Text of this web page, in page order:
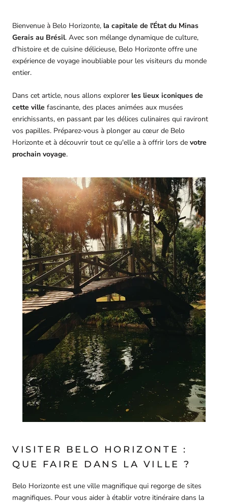
Bienvenue à Belo Horizonte, la capitale de l'État du Minas
Gerais au Brésil. Avec son mélange dynamique de culture,
d'histoire et de cuisine délicieuse, Belo Horizonte offre une
expérience de voyage inoubliable pour les visiteurs du monde
entier.
Dans cet article, nous allons explorer les lieux iconiques de
cette ville fascinante, des places animées aux musées
enrichissants, en passant par les délices culinaires qui raviront
vos papilles. Préparez-vous à plonger au cœur de Belo
Horizonte et à découvrir tout ce qu'elle a à offrir lors de votre
prochain voyage.
VISITER BELO HORIZONTE :
QUE FAIRE DANS LA VILLE ?
Belo Horizonte est une ville magnifique qui regorge de sites
magnifiques. Pour vous aider à établir votre itinéraire dans la